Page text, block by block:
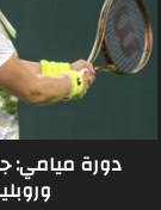
تودع
من
مباراتها
الى
دورة ميامي: